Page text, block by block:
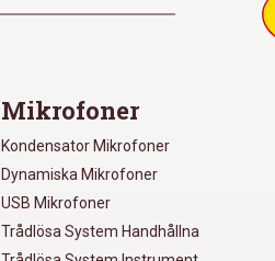
Mikrofoner
Kondensator Mikrofoner
Dynamiska Mikrofoner
USB Mikrofoner
Trådlösa System Handhållna